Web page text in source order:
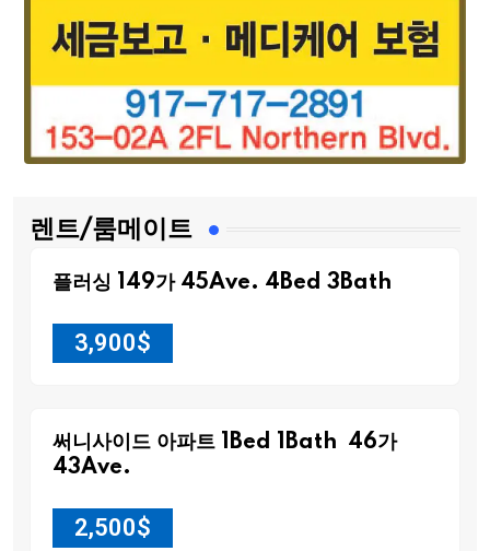
렌트/룸메이트
플러싱 149가 45Ave. 4Bed 3Bath
3,900$
써니사이드 아파트 1Bed 1Bath 46가
43Ave.
2,500$